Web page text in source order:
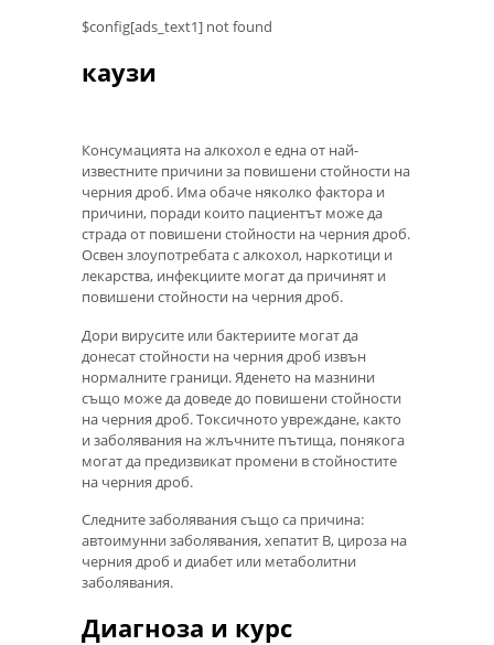
$config[ads_text1] not found
каузи
Консумацията на алкохол е една от най-
известните причини за повишени стойности на
черния дроб. Има обаче няколко фактора и
причини, поради които пациентът може да
страда от повишени стойности на черния дроб.
Освен злоупотребата с алкохол, наркотици и
лекарства, инфекциите могат да причинят и
повишени стойности на черния дроб.
Дори вирусите или бактериите могат да
донесат стойности на черния дроб извън
нормалните граници. Яденето на мазнини
също може да доведе до повишени стойности
на черния дроб. Токсичното увреждане, както
и заболявания на жлъчните пътища, понякога
могат да предизвикат промени в стойностите
на черния дроб.
Следните заболявания също са причина:
автоимунни заболявания, хепатит В, цироза на
черния дроб и диабет или метаболитни
заболявания.
Диагноза и курс